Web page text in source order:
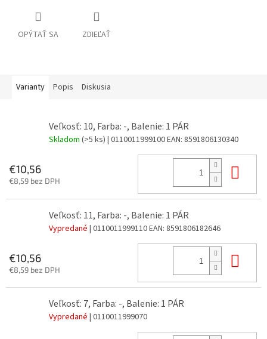
OPÝTAŤ SA ZDIEĽAŤ
Varianty Popis Diskusia
Veľkosť: 10, Farba: -, Balenie: 1 PÁR
Skladom (>5 ks) | 0110011999100EAN: 8591806130340
€10,56
€8,59 bez DPH
Veľkosť: 11, Farba: -, Balenie: 1 PÁR
Vypredané | 0110011999110EAN: 8591806182646
€10,56
€8,59 bez DPH
Veľkosť: 7, Farba: -, Balenie: 1 PÁR
Vypredané | 0110011999070